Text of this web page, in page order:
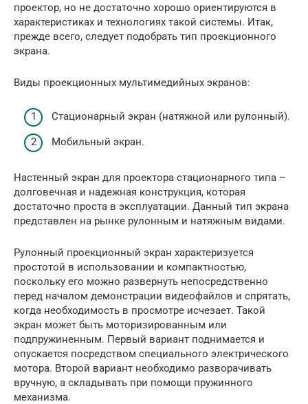
проектор, но не достаточно хорошо ориентируются в
характеристиках и технологиях такой системы. Итак,
прежде всего, следует подобрать тип проекционного
экрана.
Виды проекционных мультимедийных экранов:
Стационарный экран (натяжной или рулонный).
Мобильный экран.
Настенный экран для проектора стационарного типа –
долговечная и надежная конструкция, которая
достаточно проста в эксплуатации. Данный тип экрана
представлен на рынке рулонным и натяжным видами.
Рулонный проекционный экран характеризуется
простотой в использовании и компактностью,
поскольку его можно развернуть непосредственно
перед началом демонстрации видеофайлов и спрятать,
когда необходимость в просмотре исчезает. Такой
экран может быть моторизированным или
подпружиненным. Первый вариант поднимается и
опускается посредством специального электрического
мотора. Второй вариант необходимо разворачивать
вручную, а складывать при помощи пружинного
механизма.